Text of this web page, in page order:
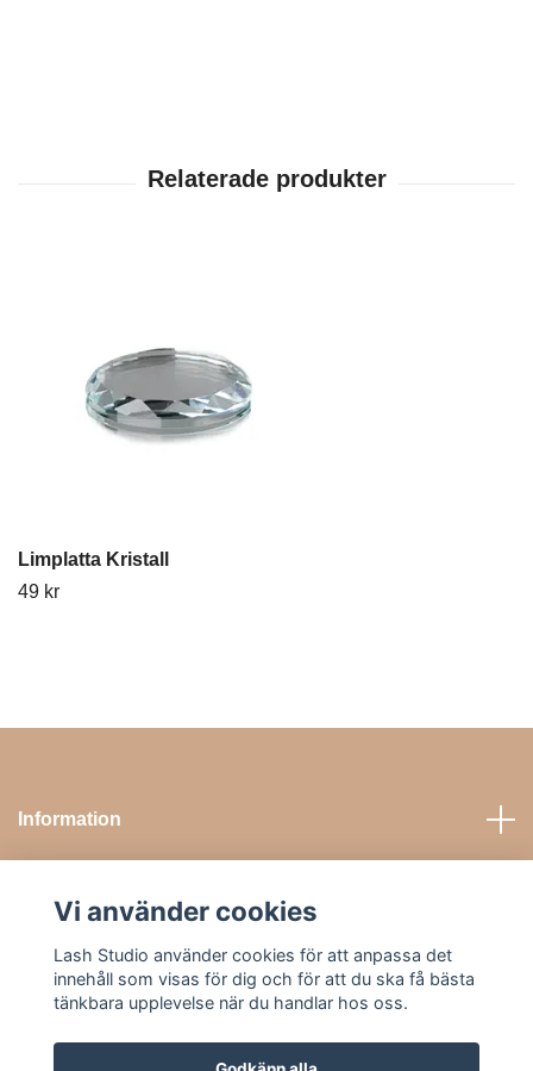
Limplatta Kristall
49 kr
Information
Kontakta oss
Vi använder cookies
Lash Studio använder cookies för att anpassa det
innehåll som visas för dig och för att du ska få bästa
tänkbara upplevelse när du handlar hos oss.